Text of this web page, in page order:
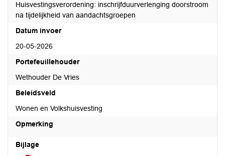
Huisvestingsverordening: inschrijfduurverlenging doorstroom
na tijdelijkheid van aandachtsgroepen
Datum invoer
20-05-2026
Portefeuillehouder
Wethouder De Vries
Beleidsveld
Wonen en Volkshuisvesting
Opmerking
Bijlage